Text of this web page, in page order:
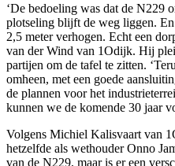
‘De bedoeling was dat de N229
plotseling blijft de weg liggen.
2,5 meter verhogen. Echt een
van der Wind van 1Odijk. Hij
partijen om de tafel te zitten.
omheen, met een goede
de plannen voor het
kunnen we de komende 30 jaar
Volgens Michiel Kalisvaart van
hetzelfde als wethouder Onno
van de N229, maar is er een